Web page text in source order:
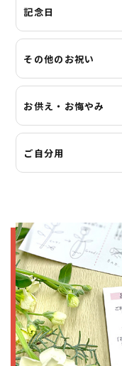
記念日
その他のお祝い
お供え・お悔やみ
ご自分用